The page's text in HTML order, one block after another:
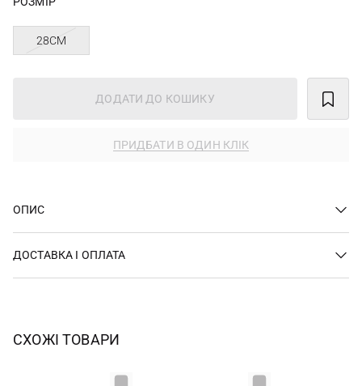
28СМ
ДОДАТИ ДО КОШИКУ
ПРИДБАТИ В ОДИН КЛІК
ОПИС
ДОСТАВКА І ОПЛАТА
СХОЖІ ТОВАРИ